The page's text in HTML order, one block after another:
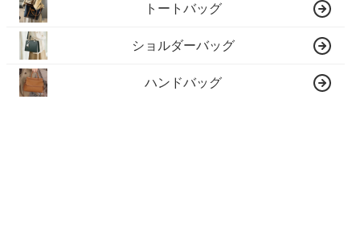
トートバッグ
ショルダーバッグ
ハンドバッグ